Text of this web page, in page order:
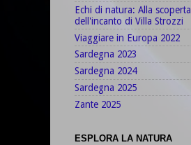
Echi di natura: Alla scoperta
dell'incanto di Villa Strozzi
Viaggiare in Europa 2022
Sardegna 2023
Sardegna 2024
Sardegna 2025
Zante 2025
ESPLORA LA NATURA